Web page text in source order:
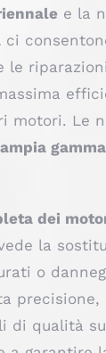
e la
ci
le
motori. Le
ampia
dei
la
o
precisione,
di qualità